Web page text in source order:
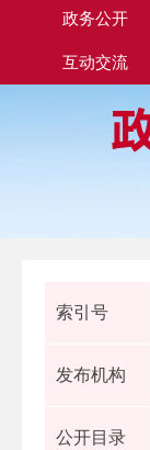
政务公开
互动交流
索引号
发布机构
公开目录